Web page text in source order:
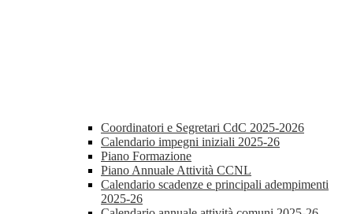
Coordinatori e Segretari CdC 2025-2026
Calendario impegni iniziali 2025-26
Piano Formazione
Piano Annuale Attività CCNL
Calendario scadenze e principali adempimenti
2025-26